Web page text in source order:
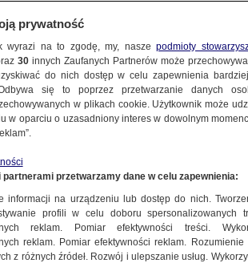
baryłkę
prywatność
wyrazi na to zgodę, my, naszepodmioty
30 innych Zaufanych Partnerów może
do nich dostęp w celu zapewnienia
się to poprzez przetwarzanie danych
w plikach cookie. Użytkownik może
w oparciu o uzasadniony interes w dowolnym
partnerami przetwarzamy dane w celu zapewnienia:
informacji na urządzeniu lub dostęp do nich.
profili w celu doboru spersonalizowanych
reklam. Pomiar efektywności treści.
reklam. Pomiar efektywności reklam.
z różnych źródeł. Rozwój i ulepszanie usług.